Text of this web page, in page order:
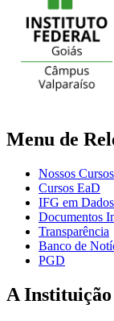
Menu de
Nossos Cursos
Cursos EaD
IFG em Dados
Documentos
Transparência
Banco de
PGD
A Instituição